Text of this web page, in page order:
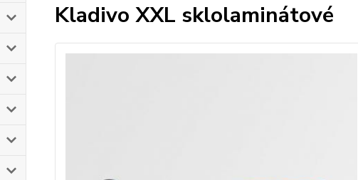
Kladivo XXL sklolaminátové